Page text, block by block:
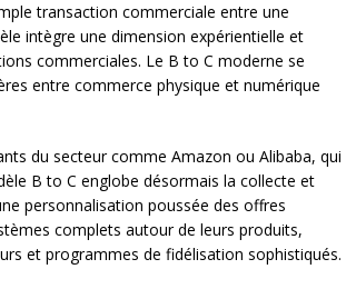
transaction commerciale entre une
intègre une dimension expérientielle et
commerciales. Le B to C moderne se
entre commerce physique et numérique
du secteur comme Amazon ou Alibaba, qui
B to C englobe désormais la collecte et
personnalisation poussée des offres
complets autour de leurs produits,
et programmes de fidélisation sophistiqués.